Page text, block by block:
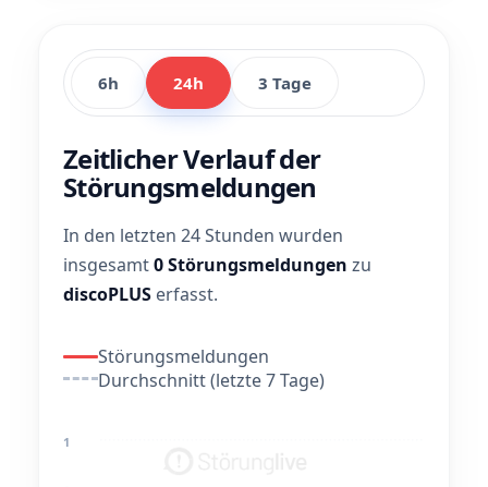
6h 24h 3 Tage
Zeitlicher Verlauf der
Störungsmeldungen
In den letzten 24 Stunden wurden
insgesamt0 Störungsmeldungen zu
discoPLUS erfasst.
Störungsmeldungen
Durchschnitt (letzte 7 Tage)
1